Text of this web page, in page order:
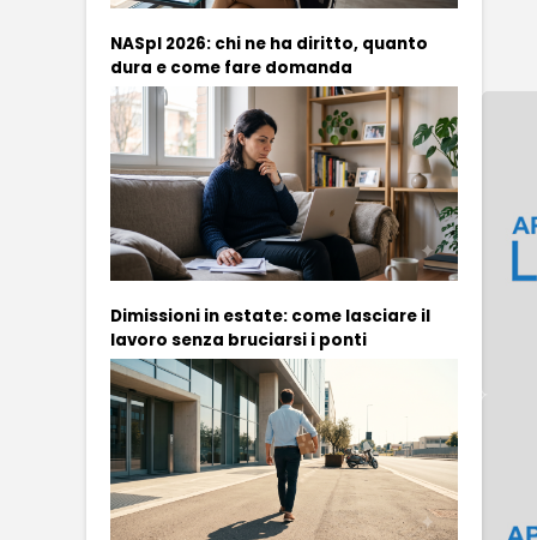
NASpI 2026: chi ne ha diritto, quanto
dura e come fare domanda
Dimissioni in estate: come lasciare il
lavoro senza bruciarsi i ponti